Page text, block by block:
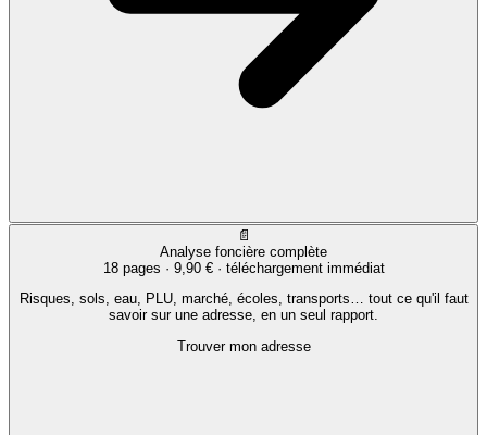
📄
Analyse foncière complète
18 pages · 9,90 €· téléchargement immédiat
Risques, sols, eau, PLU, marché, écoles, transports… tout ce qu'il faut
savoir sur une adresse, en un seul rapport.
Trouver mon adresse